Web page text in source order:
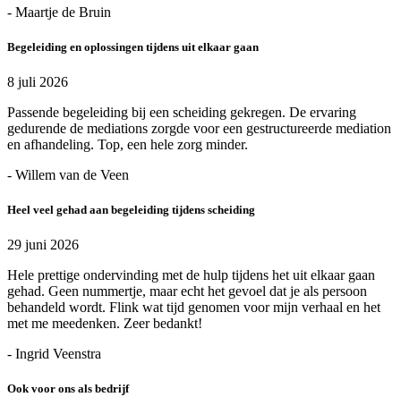
- Maartje de Bruin
Begeleiding en oplossingen tijdens uit elkaar gaan
8 juli 2026
Passende begeleiding bij een scheiding gekregen. De ervaring
gedurende de mediations zorgde voor een gestructureerde mediation
en afhandeling. Top, een hele zorg minder.
- Willem van de Veen
Heel veel gehad aan begeleiding tijdens scheiding
29 juni 2026
Hele prettige ondervinding met de hulp tijdens het uit elkaar gaan
gehad. Geen nummertje, maar echt het gevoel dat je als persoon
behandeld wordt. Flink wat tijd genomen voor mijn verhaal en het
met me meedenken. Zeer bedankt!
- Ingrid Veenstra
Ook voor ons als bedrijf